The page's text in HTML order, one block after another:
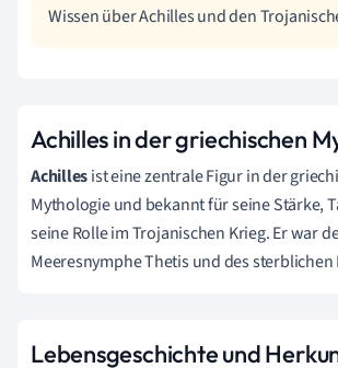
Wissen über Achilles und den
Achilles in der griechischen
Achillesist eine zentrale Figur in der
Mythologie und bekannt für seine Stärke,
seine Rolle im Trojanischen Krieg. Er war
Meeresnymphe Thetis und des sterblichen
Lebensgeschichte und